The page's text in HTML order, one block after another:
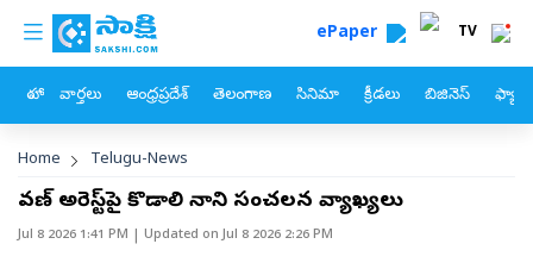
Skip to main content
custom menu ePaper TV
హోం వార్తలు ఆంధ్రప్రదేశ్ తెలంగాణ సినిమా క్రీడలు బిజినెస్
Breadcrumb
Home Telugu-News
రావణ్‌ అరెస్ట్‌పై కొడాలి నాని సంచలన వ్యాఖ్యలు
Jul 8 2026 1:41 PM | Updated onJul 8 2026 2:26 PM